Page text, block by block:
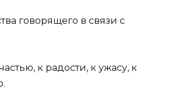
говорящего в связи с
к радости, к ужасу, к